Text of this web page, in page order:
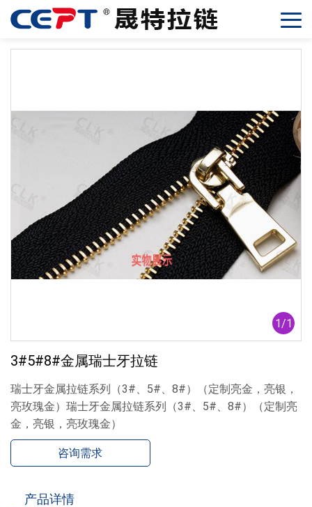
1/1
3#5#8#金属瑞士牙拉链
瑞士牙金属拉链系列（3#、5#、8#）（定制亮金，亮银，
亮玫瑰金）瑞士牙金属拉链系列（3#、5#、8#）（定制亮
金，亮银，亮玫瑰金）
咨询需求
产品详情